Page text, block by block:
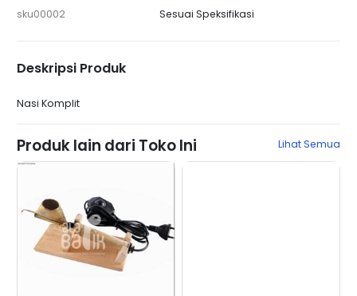
sku00002
Sesuai Speksifikasi
Deskripsi Produk
Nasi Komplit
Produk lain dari Toko Ini Lihat Semua